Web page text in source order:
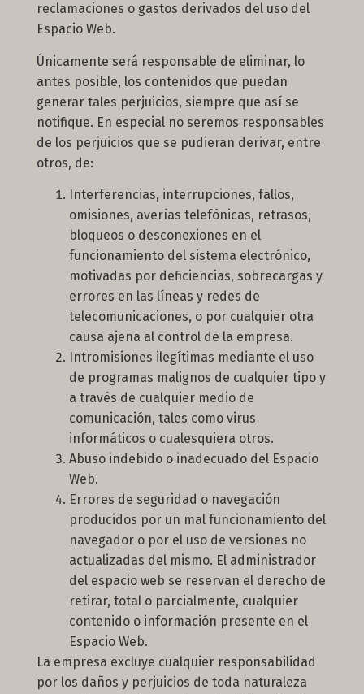
reclamaciones o gastos derivados del uso del
Espacio Web.
Únicamente será responsable de eliminar, lo
antes posible, los contenidos que puedan
generar tales perjuicios, siempre que así se
notifique. En especial no seremos responsables
de los perjuicios que se pudieran derivar, entre
otros, de:
Interferencias, interrupciones, fallos,
omisiones, averías telefónicas, retrasos,
bloqueos o desconexiones en el
funcionamiento del sistema electrónico,
motivadas por deficiencias, sobrecargas y
errores en las líneas y redes de
telecomunicaciones, o por cualquier otra
causa ajena al control de la empresa.
Intromisiones ilegítimas mediante el uso
de programas malignos de cualquier tipo y
a través de cualquier medio de
comunicación, tales como virus
informáticos o cualesquiera otros.
Abuso indebido o inadecuado del Espacio
Web.
Errores de seguridad o navegación
producidos por un mal funcionamiento del
navegador o por el uso de versiones no
actualizadas del mismo. El administrador
del espacio web se reservan el derecho de
retirar, total o parcialmente, cualquier
contenido o información presente en el
Espacio Web.
La empresa excluye cualquier responsabilidad
por los daños y perjuicios de toda naturaleza